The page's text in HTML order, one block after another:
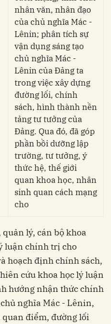
nhân văn, nhân đạo
của chủ nghĩa Mác -
Lênin; phân tích sự
vận dụng sáng tạo
chủ nghĩa Mác -
Lênin của Đảng ta
trong việc xây dựng
đường lối, chính
sách, hình thành nền
tảng tư tưởng của
Đảng. Qua đó, đã góp
phần bồi dưỡng lập
trường, tư tưởng, ý
thức hệ, thế giới
quan khoa học, nhân
sinh quan cách mạng
cho
lý, cán bộ khoa
luận chính trị cho
hoạch định chính sách,
cứu khoa học lý luận
hướng nhận thức chính
nghĩa Mác - Lênin,
điểm, đường lối